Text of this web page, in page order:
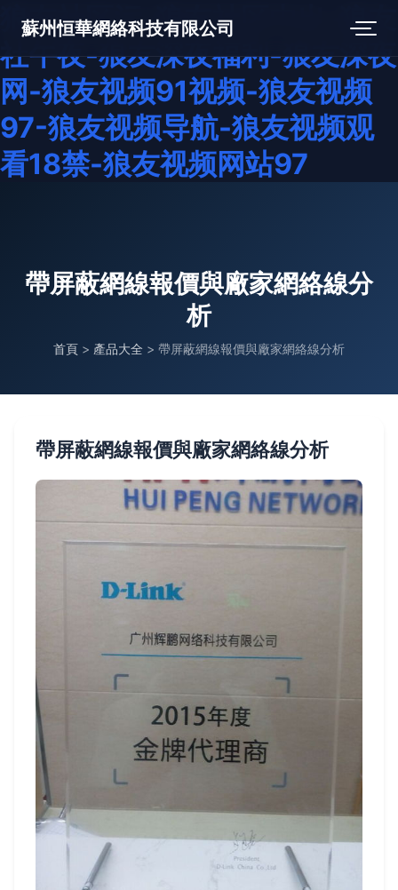
狼友社区污-狼友社区中出-狼友
社午夜-狼友深夜福利-狼友深夜
网-狼友视频91视频-狼友视频
97-狼友视频导航-狼友视频观
看18禁-狼友视频网站97
蘇州恒華網絡科技有限公司
帶屏蔽網線報價與廠家網絡線分
析
首頁 > 產品大全 > 帶屏蔽網線報價與廠家網絡線分析
帶屏蔽網線報價與廠家網絡線分析